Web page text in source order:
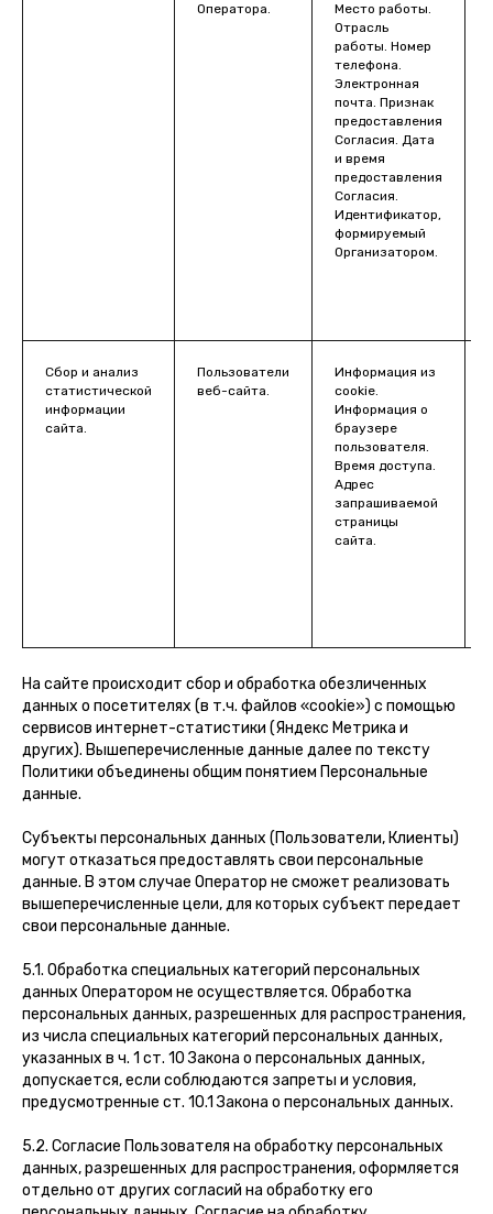
Оператора.
Место работы.
Отрасль
работы. Номер
телефона.
Электронная
почта. Признак
предоставления
Согласия. Дата
и время
предоставления
Согласия.
Идентификатор,
формируемый
Организатором.
Сбор и анализ
статистической
информации
сайта.
Пользователи
веб-сайта.
Информация из
cookie.
Информация о
браузере
пользователя.
Время доступа.
Адрес
запрашиваемой
страницы
сайта.
На сайте происходит сбор и обработка обезличенных
данных о посетителях (в т.ч. файлов «cookie») с помощью
сервисов интернет-статистики (Яндекс Метрика и
других). Вышеперечисленные данные далее по тексту
Политики объединены общим понятием Персональные
данные.
Субъекты персональных данных (Пользователи, Клиенты)
могут отказаться предоставлять свои персональные
данные. В этом случае Оператор не сможет реализовать
вышеперечисленные цели, для которых субъект передает
свои персональные данные.
5.1. Обработка специальных категорий персональных
данных Оператором не осуществляется. Обработка
персональных данных, разрешенных для распространения,
из числа специальных категорий персональных данных,
указанных в ч. 1 ст. 10 Закона о персональных данных,
допускается, если соблюдаются запреты и условия,
предусмотренные ст. 10.1 Закона о персональных данных.
5.2. Согласие Пользователя на обработку персональных
данных, разрешенных для распространения, оформляется
отдельно от других согласий на обработку его